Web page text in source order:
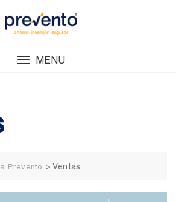
MENU
Prevento >Ventas